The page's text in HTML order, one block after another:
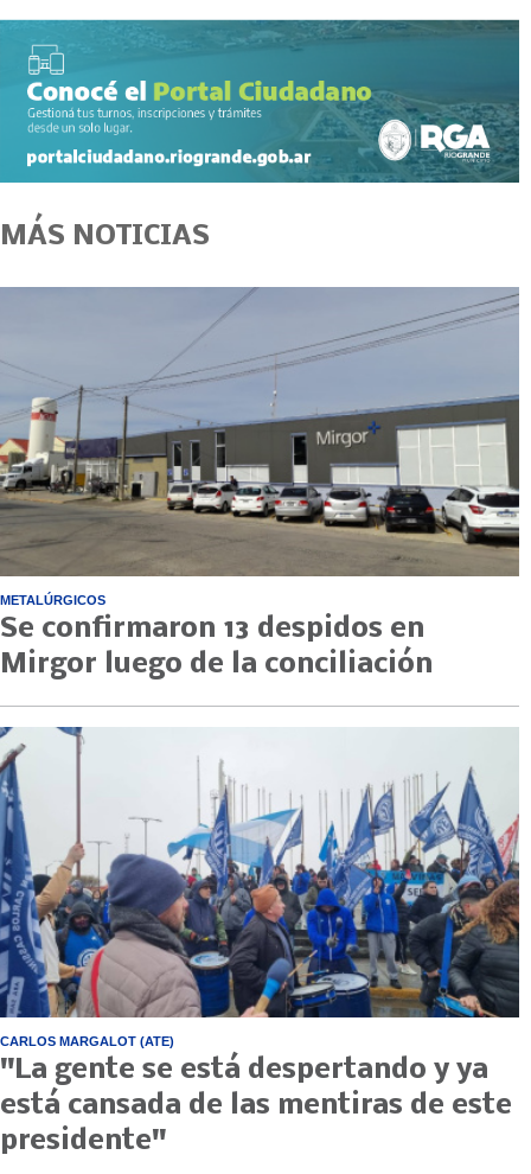
MÁS NOTICIAS
METALÚRGICOS
Se confirmaron 13 despidos en
Mirgor luego de la conciliación
CARLOS MARGALOT (ATE)
"La gente se está despertando y ya
está cansada de las mentiras de este
presidente"